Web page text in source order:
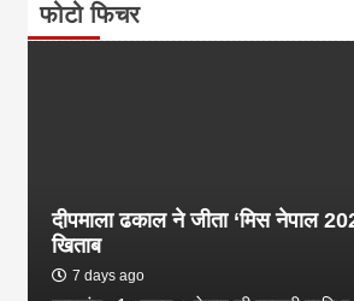
फोटो फिचर
दीपमाला ढकाल ने जीता ‘मिस नेपाल
खिताब
7 days ago